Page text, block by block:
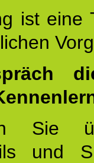
ist eine
Sie
und